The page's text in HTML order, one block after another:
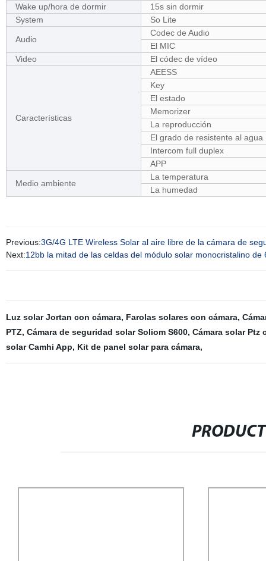
Wake up/hora de dormir
15s sin dormir
System
So Lite
Audio
Codec de Audio
El MIC
Video
El códec de vídeo
Características
AEESS
Key
El estado
Memorizer
La reproducción
El grado de resistente al agua
Intercom full duplex
APP
Medio ambiente
La temperatura
La humedad
Previous:3G/4G LTE Wireless Solar al aire libre de la cámara de
Next:12bb la mitad de las celdas del módulo solar monocristalino
Luz solar Jortan con cámara, Farolas solares con cámara,
PTZ, Cámara de seguridad solar Soliom S600, Cámara solar Ptz
solar Camhi App, Kit de panel solar para cámara,